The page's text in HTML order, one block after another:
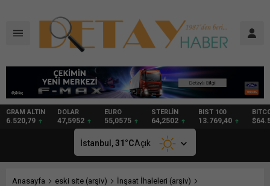
DOLAR
47,5952
EURO
55,0575
STERLİN
64,2502
BIST 100
13.769,40
BITCOIN
$64.541 94,40
İstanbul,31 °CAçık
Anasayfa eski site (arşiv)
İnşaat İhaleleri (arşiv)